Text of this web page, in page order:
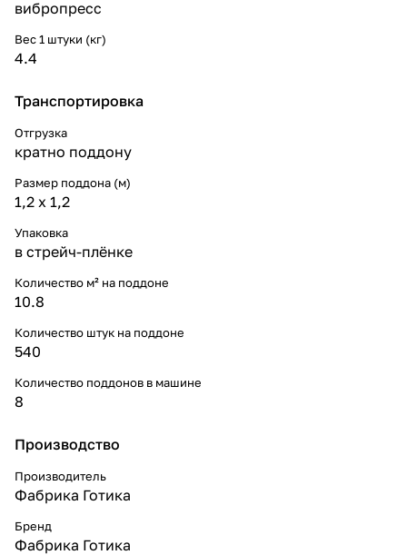
вибропресс
Вес 1 штуки (кг)
4.4
Транспортировка
Отгрузка
кратно поддону
Размер поддона (м)
1,2 x 1,2
Упаковка
в стрейч-плёнке
Количество м² на поддоне
10.8
Количество штук на поддоне
540
Количество поддонов в машине
8
Производство
Производитель
Фабрика Готика
Бренд
Фабрика Готика